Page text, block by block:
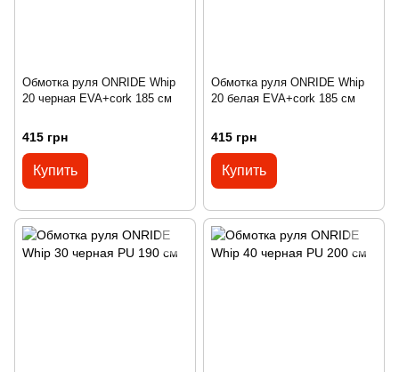
Обмотка руля ONRIDE Whip
20 черная EVA+cork 185 см
415 грн
Купить
Обмотка руля ONRIDE Whip
20 белая EVA+cork 185 см
415 грн
Купить